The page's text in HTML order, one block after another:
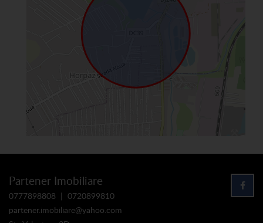
Partener Imobiliare
0777898808 | 0720899810
partener.imobiliare@yahoo.com